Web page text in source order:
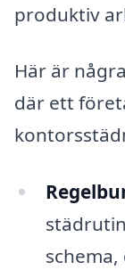
produktiv
Här är
där ett